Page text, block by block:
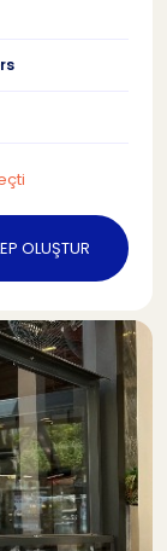
OLUŞTUR